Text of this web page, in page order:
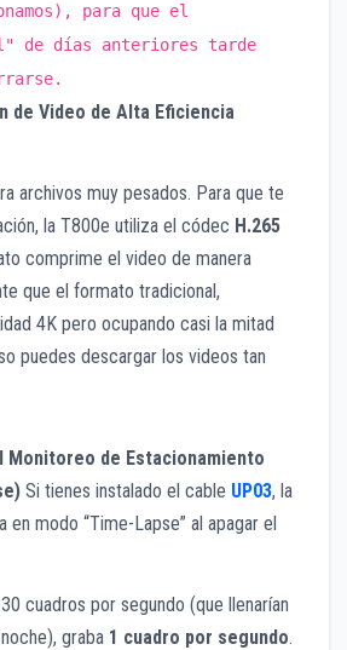
para que el
de días anteriores tarde
de Video de Alta Eficiencia
archivos muy pesados. Para que te
la T800e utiliza el códec H.265
comprime el video de manera
que el formato tradicional,
4K pero ocupando casi la mitad
puedes descargar los videos tan
Monitoreo de Estacionamiento
Si tienes instalado el cable UP03, la
en modo “Time-Lapse” al apagar el
cuadros por segundo (que llenarían
graba 1 cuadro por segundo.